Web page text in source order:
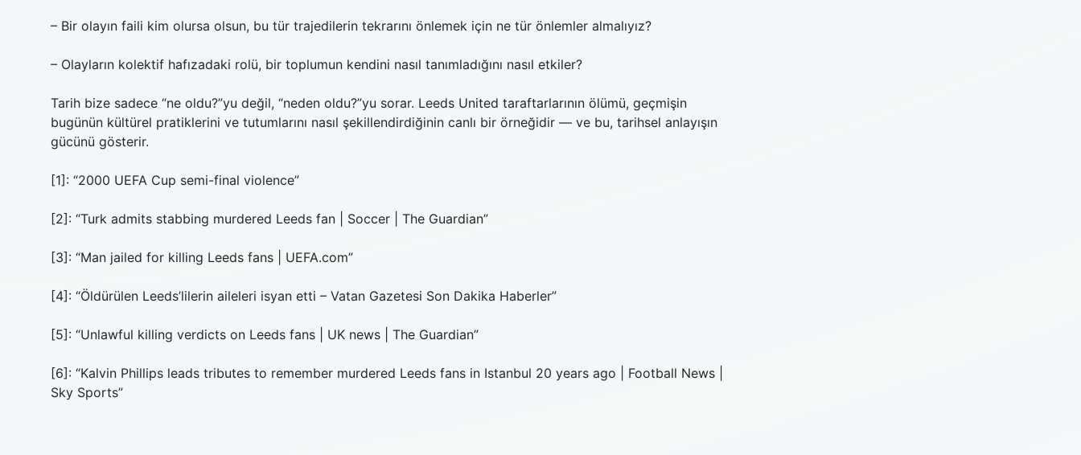
– Bir olayın faili kim olursa olsun, bu tür trajedilerin tekrarını önlemek için ne tür önlemler almalıyız?
– Olayların kolektif hafızadaki rolü, bir toplumun kendini nasıl tanımladığını nasıl etkiler?
Tarih bize sadece “ne oldu?”yu değil, “neden oldu?”yu sorar. Leeds United taraftarlarının ölümü, geçmişin
bugünün kültürel pratiklerini ve tutumlarını nasıl şekillendirdiğinin canlı bir örneğidir — ve bu, tarihsel anlayışın
gücünü gösterir.
[1]: “2000 UEFA Cup semi-final violence”
[2]: “Turk admits stabbing murdered Leeds fan | Soccer | The Guardian”
[3]: “Man jailed for killing Leeds fans | UEFA.com”
[4]: “Öldürülen Leeds’lilerin aileleri isyan etti – Vatan Gazetesi Son Dakika Haberler”
[5]: “Unlawful killing verdicts on Leeds fans | UK news | The Guardian”
[6]: “Kalvin Phillips leads tributes to remember murdered Leeds fans in Istanbul 20 years ago | Football News |
Sky Sports”